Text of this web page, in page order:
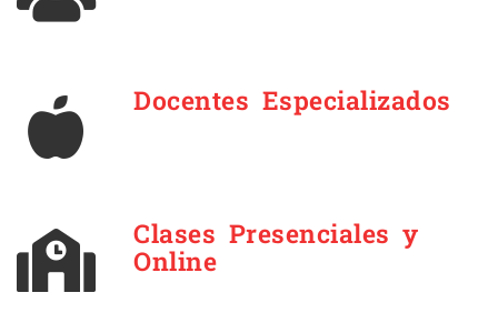
Docentes Especializados
Clases Presenciales y
Online